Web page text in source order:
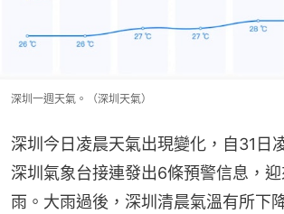
深圳一週天氣。（深圳天氣）
深圳今日凌晨天氣出現變化，自31日
深圳氣象台接連發出6條預警信息，
雨。大雨過後，深圳清晨氣溫有所下